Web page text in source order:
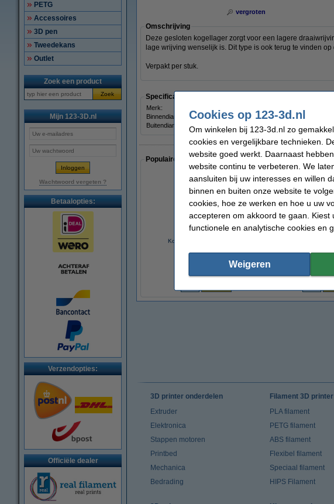
PETG
Accessoires
3D pen
Tweedekans
Outlet
Zoek een product
Zoek
Mijn 123-3D.nl
Wachtwoord vergeten ?
Betaalopties:
Verzendopties:
Officiële dealer
vergroten
Omschrijving
Deze gesloten kogellager zorgt voor een lagere
lage wrijving wenselijk is. Dit type is ook terug te vinden
Verpakt per stuk.
Specificaties
Merk:
Binnendiameter:
5 mm
Buitendiameter:
Populaire artikelen van klanten die dit artikel ook besteld
Kogellager 623ZZ (10 stuks)
3D printer onderdelen
Extruder
Elektronica
Stappen motoren
Printbed
Mechanica
Bedrading
Filament 3D printer
PLA filament
PETG filament
ABS filament
Flexibel filament
Speciaal filament
HIPS Filament
Cookies op 123-3d.nl
Om winkelen bij 123-3d.nl zo
cookies en vergelijkbare technieken.
website goed werkt. Daarnaast
website continu te verbeteren. We
aansluiten bij uw interesses en willen
binnen en buiten onze website te
cookies, hoe ze werken en hoe u uw
accepteren om akkoord te gaan.
functionele en analytische cookies en
Weigeren